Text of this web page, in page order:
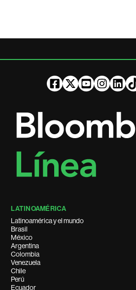
LATINOAMÉRICA
Latinoamérica y el mundo
Brasil
México
Argentina
Colombia
Venezuela
Chile
Perú
Ecuador